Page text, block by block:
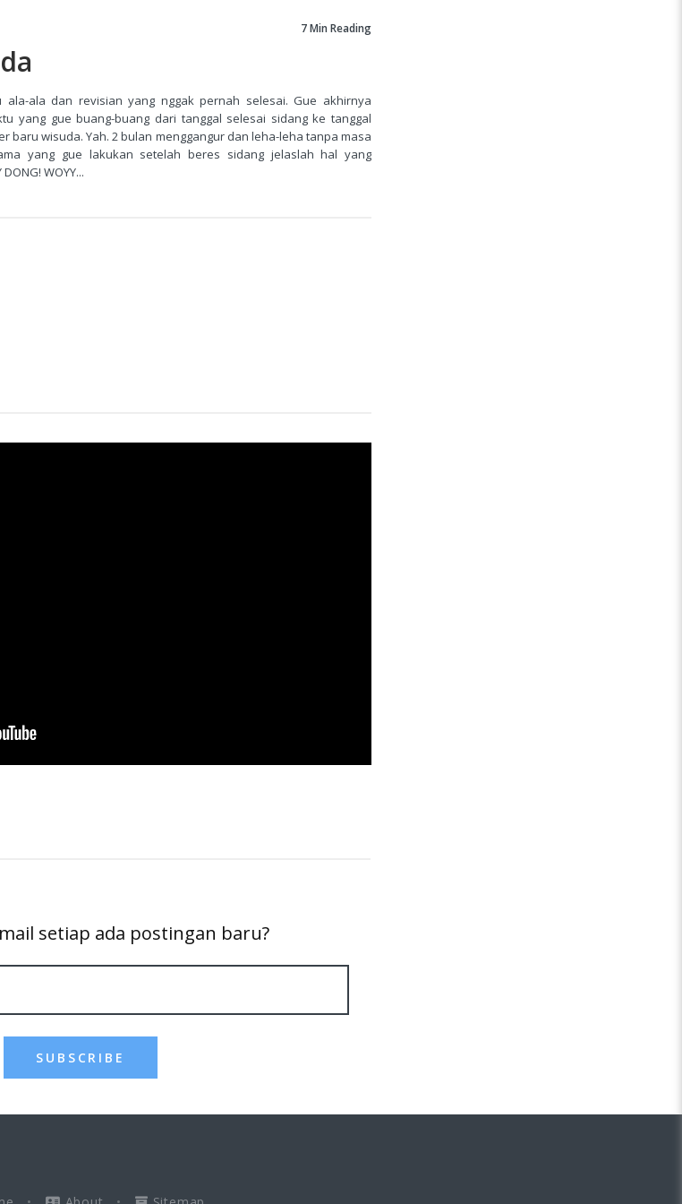
7 Min Reading
ala-ala dan revisian yang nggak pernah selesai. Gue akhirnya
yang gue buang-buang dari tanggal selesai sidang ke tanggal
baru wisuda. Yah. 2 bulan menggangur dan leha-leha tanpa masa
yang gue lakukan setelah beres sidang jelaslah hal yang
WOYY...
setiap ada postingan baru?
SUBSCRIBE